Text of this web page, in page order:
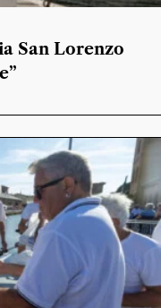
San Lorenzo